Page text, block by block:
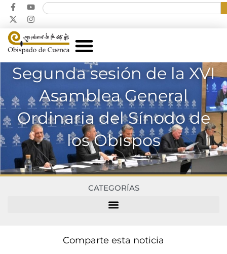
Segunda sesión de la XVI
Asamblea General
Ordinaria del Sínodo de
los Obispos
CATEGORÍAS
Comparte esta noticia